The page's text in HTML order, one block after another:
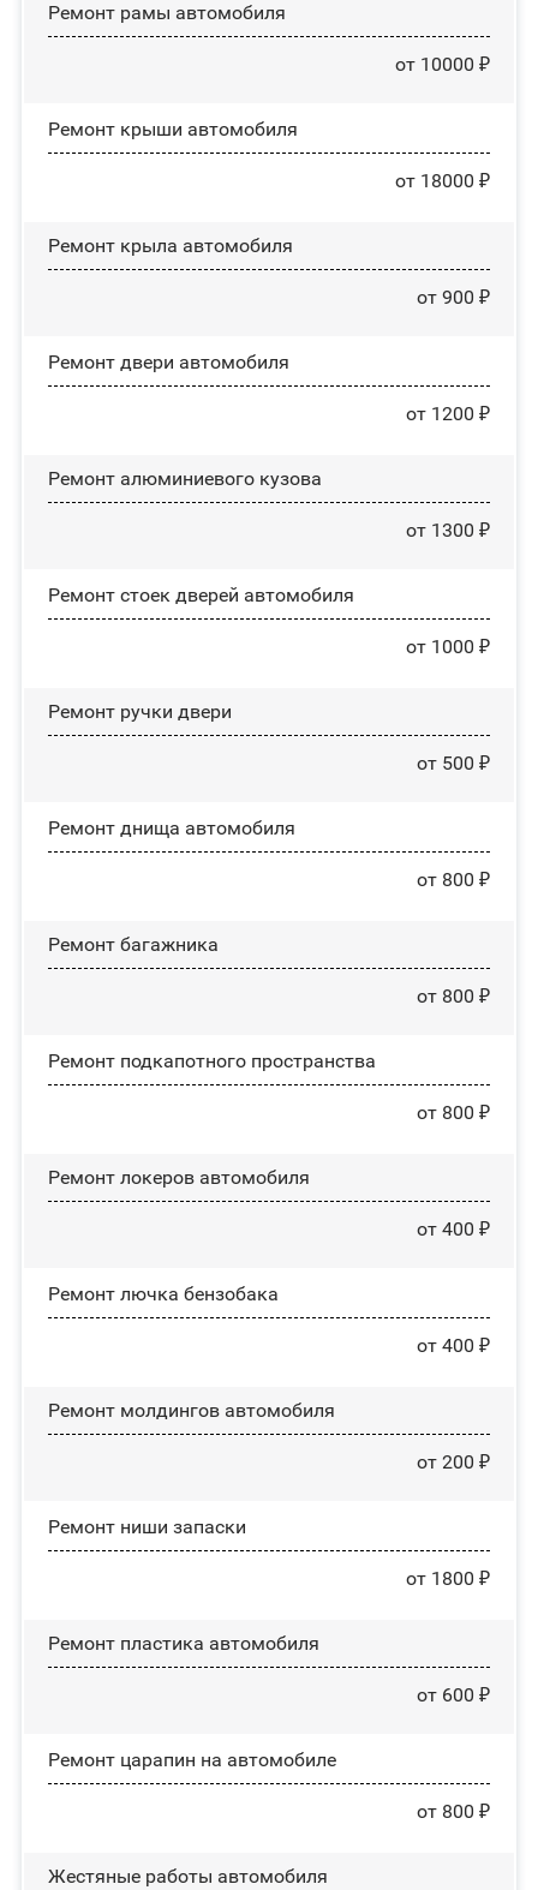
Ремонт рамы автомобиля
от 10000 ₽
Ремонт крыши автомобиля
от 18000 ₽
Ремонт крыла автомобиля
от 900 ₽
Ремонт двери автомобиля
от 1200 ₽
Ремонт алюминиевого кузова
от 1300 ₽
Ремонт стоек дверей автомобиля
от 1000 ₽
Ремонт ручки двери
от 500 ₽
Ремонт днища автомобиля
от 800 ₽
Ремонт багажника
от 800 ₽
Ремонт подкапотного пространства
от 800 ₽
Ремонт лoĸepoв автомобиля
от 400 ₽
Ремонт лючка бензобака
от 400 ₽
Ремонт молдингов автомобиля
от 200 ₽
Ремонт ниши запаски
от 1800 ₽
Ремонт пластика автомобиля
от 600 ₽
Ремонт царапин на автомобиле
от 800 ₽
Жестяные работы автомобиля